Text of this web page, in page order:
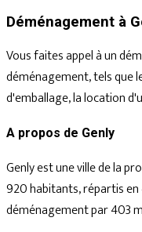
Déménagement à
Vous faites appel à un
déménagement, tels que
d'emballage, la location
A propos de Genly
Genly est une ville de la
920 habitants, répartis en
déménagement par 403